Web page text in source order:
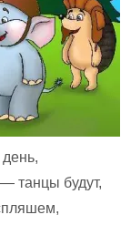
танцы будут,